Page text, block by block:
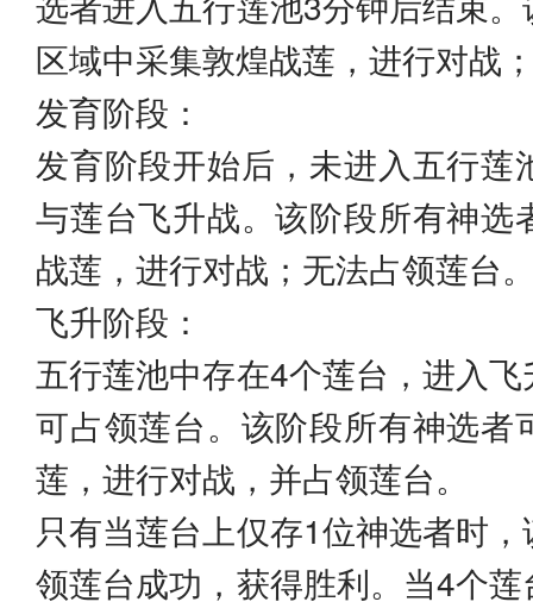
区域中采集敦煌战莲，进行对战
发育阶段：
发育阶段开始后，未进入五行莲
与莲台飞升战。该阶段所有神选
战莲，进行对战；无法占领莲台
飞升阶段：
五行莲池中存在4个莲台，进入
可占领莲台。该阶段所有神选者
莲，进行对战，并占领莲台。
只有当莲台上仅存1位神选者时
领莲台成功，获得胜利。当4个